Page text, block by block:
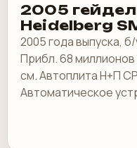
2005
Heidelberg
2005 года выпуска,
Прибл. 68
см. Автоплита Н+П
Автоматическое
красочных